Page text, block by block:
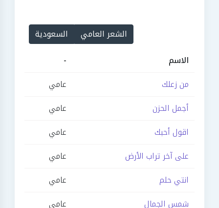
الشعر العامي
السعودية
الاسم
-
من زعلك
عامي
أجمل الحزن
عامي
اقول أحبك
عامي
على آخر تراب الأرض
عامي
انتي حلم
عامي
شمس الجمال
عامي